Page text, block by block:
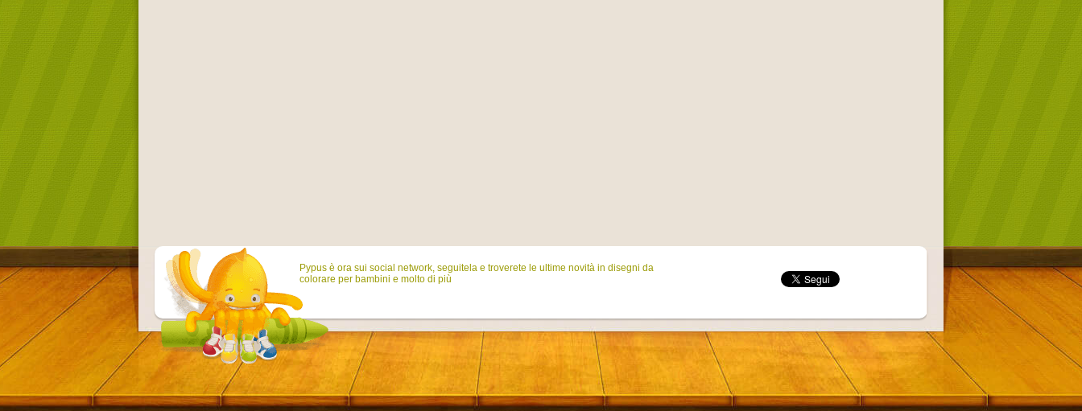
Pypus è ora sui social network, seguitela e troverete le ultime novità in disegni da
colorare per bambini e molto di più